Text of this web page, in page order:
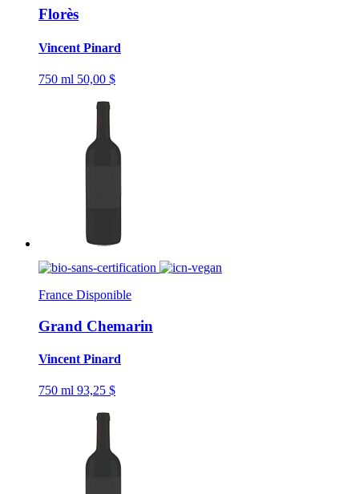
Florès
Vincent Pinard
750 ml 50,00 $
France Disponible
Grand Chemarin
Vincent Pinard
750 ml 93,25 $